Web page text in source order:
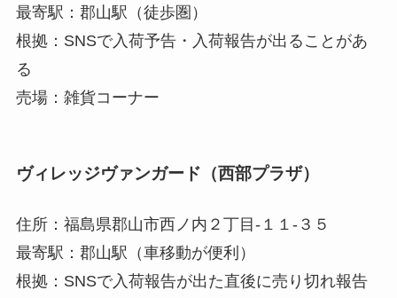
最寄駅：郡山駅（徒歩圏）
根拠：SNSで入荷予告・入荷報告が出ることがあ
る
売場：雑貨コーナー
ヴィレッジヴァンガード（西部プラザ）
住所：福島県郡山市西ノ内２丁目-１１-３５
最寄駅：郡山駅（車移動が便利）
根拠：SNSで入荷報告が出た直後に売り切れ報告